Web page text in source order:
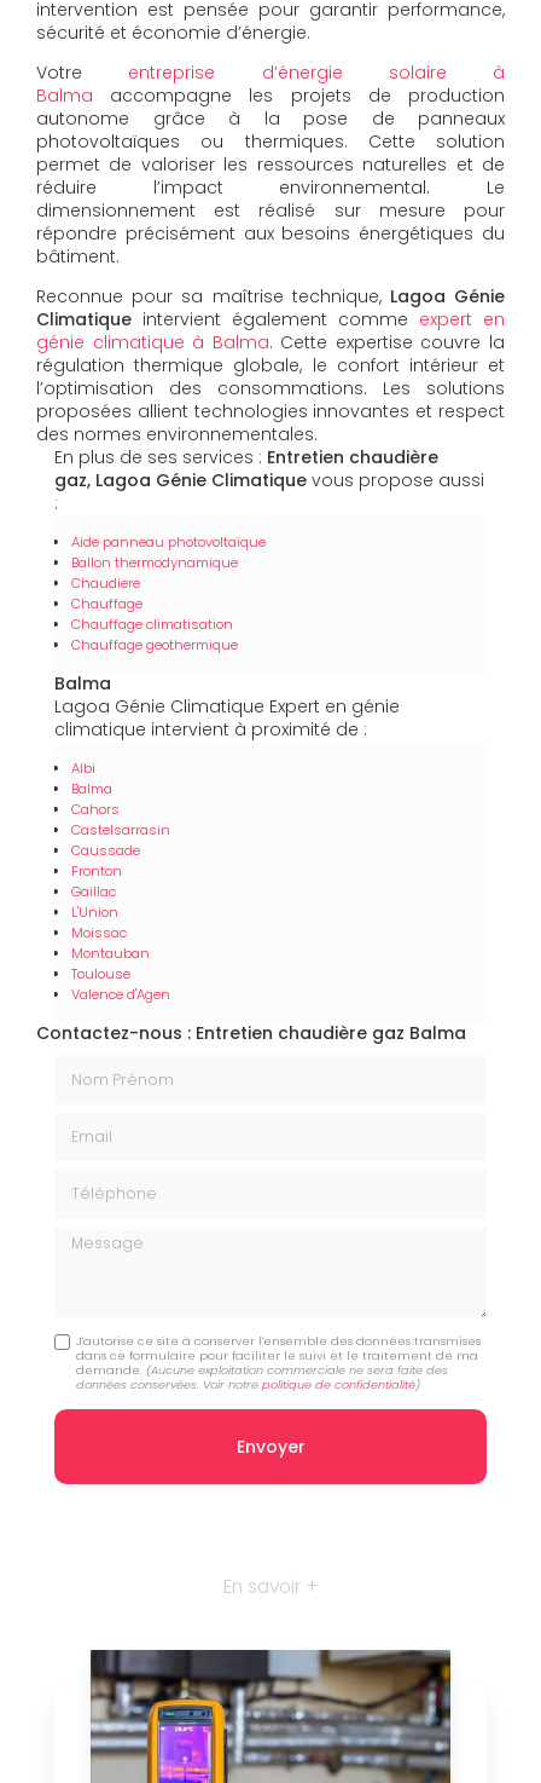
intervention est pensée pour garantir performance,
sécurité et économie d’énergie.
Votre entreprise d’énergie solaire à
Balma accompagne les projets de production
autonome grâce à la pose de panneaux
photovoltaïques ou thermiques. Cette solution
permet de valoriser les ressources naturelles et de
réduire l’impact environnemental. Le
dimensionnement est réalisé sur mesure pour
répondre précisément aux besoins énergétiques du
bâtiment.
Reconnue pour sa maîtrise technique, Lagoa Génie
Climatique intervient également comme expert en
génie climatique à Balma. Cette expertise couvre la
régulation thermique globale, le confort intérieur et
l’optimisation des consommations. Les solutions
proposées allient technologies innovantes et respect
des normes environnementales.
En plus de ses services : Entretien chaudière
gaz, Lagoa Génie Climatique vous propose aussi
:
Aide panneau photovoltaïque
Ballon thermodynamique
Chaudiere
Chauffage
Chauffage climatisation
Chauffage geothermique
Balma
Lagoa Génie Climatique Expert en génie
climatique intervient à proximité de :
Albi
Balma
Cahors
Castelsarrasin
Caussade
Fronton
Gaillac
L'Union
Moissac
Montauban
Toulouse
Valence d'Agen
Contactez-nous : Entretien chaudière gaz Balma
Message
J'autorise ce site à conserver l'ensemble des données transmises
dans ce formulaire pour faciliter le suivi et le traitement de ma
demande. (Aucune exploitation commerciale ne sera faite des
données conservées. Voir notrepolitique de confidentialité)
En savoir +